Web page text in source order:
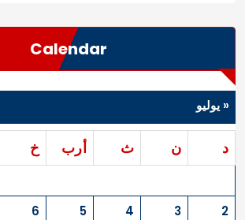
Calendar
د ن ث أرب خ
2
3
4
5
6
« يوليو